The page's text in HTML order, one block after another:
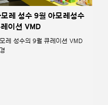
모레 성수 9월 아모레성수
이션 VMD
레 성수의 9월 큐레이션 VMD